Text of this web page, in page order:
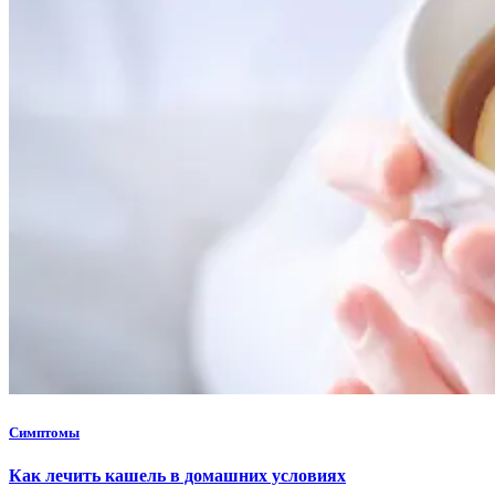
Симптомы
Как лечить кашель в домашних условиях